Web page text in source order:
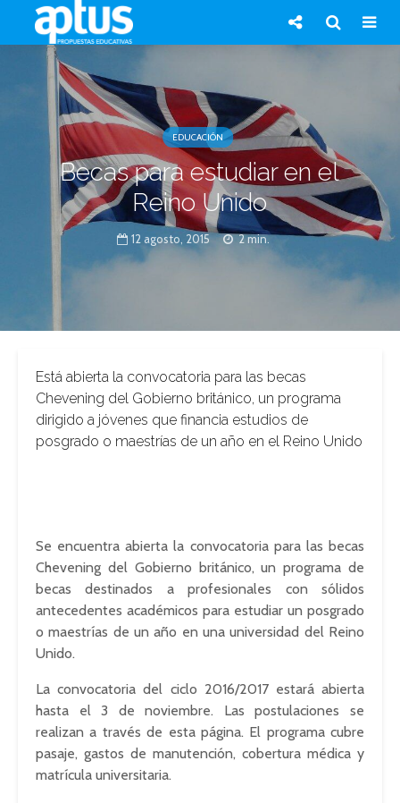
EDUCACIÓN
Becas para estudiar en el
Reino Unido
12 agosto, 2015 2 min.
Está abierta la convocatoria para las becas
Chevening del Gobierno británico, un programa
dirigido a jóvenes que financia estudios de
posgrado o maestrías de un año en el Reino Unido
Se encuentra abierta la convocatoria para las becas
Chevening del Gobierno británico, un programa de
becas destinados a profesionales con sólidos
antecedentes académicos para estudiar un posgrado
o maestrías de un año en una universidad del Reino
Unido.
La convocatoria del ciclo 2016/2017 estará abierta
hasta el 3 de noviembre. Las postulaciones se
realizan a través de esta página. El programa cubre
pasaje, gastos de manutención, cobertura médica y
matrícula universitaria.